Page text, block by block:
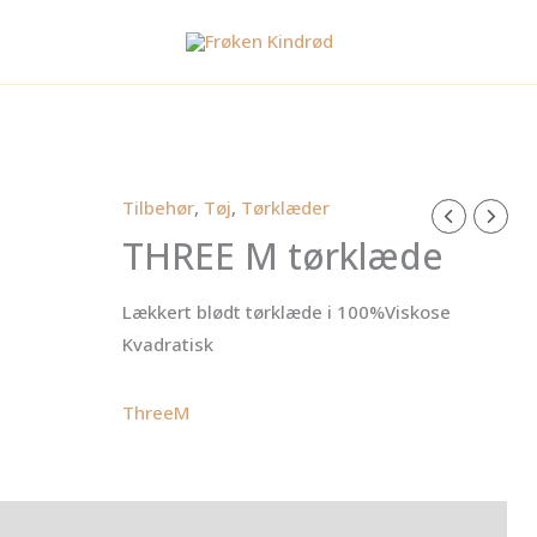
Tilbehør, Tøj, Tørklæder
THREE M tørklæde
Lækkert blødt tørklæde i 100%Viskose
Kvadratisk
ThreeM